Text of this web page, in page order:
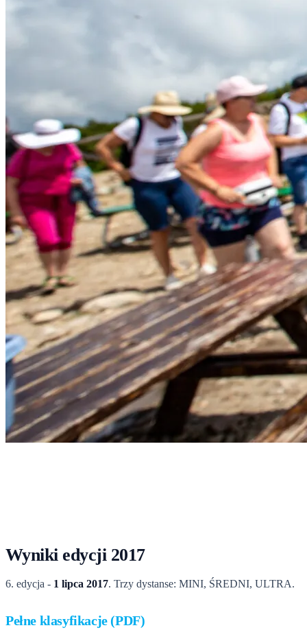
Wyniki edycji 2017
6. edycja - 1 lipca 2017. Trzy dystanse: MINI, ŚREDNI, ULTRA.
Pełne klasyfikacje (PDF)